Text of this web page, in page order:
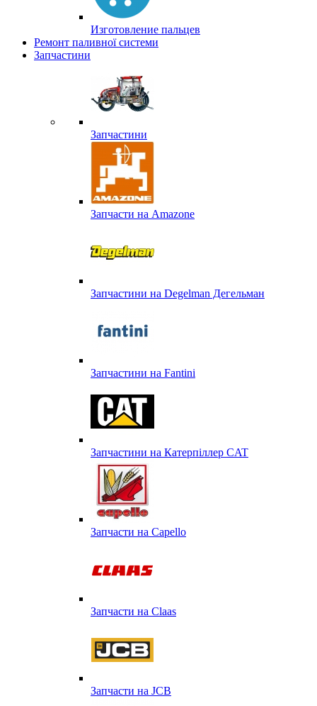
Изготовление пальцев
Ремонт паливної системи
Запчастини
Запчастини
Запчасти на Amazone
Запчастини на Degelman Дегельман
Запчастини на Fantini
Запчастини на Катерпіллер CAT
Запчасти на Capello
Запчасти на Сlaas
Запчасти на JCB